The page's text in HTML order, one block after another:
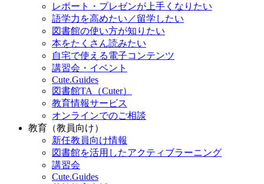
レポート・プレゼンが上手くなりたい
語学力を高めたい／留学したい
図書館の使い方が知りたい
本をたくさん読みたい
自宅で使える電子コンテンツ
講習会・イベント
Cute.Guides
図書館TA（Cuter）
教育情報サービス
オンラインでのご相談
教育（教員向け）
新任教員向け情報
図書館を活用したアクティブラーニング
講習会
Cute.Guides